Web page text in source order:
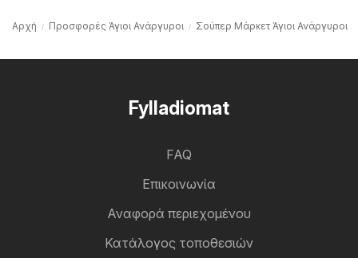
Αρχή Προσφορές Άγιοι Ανάργυροι Σούπερ Μάρκετ Άγιοι Ανάργυροι
Fylladiomat
FAQ
Επικοινωνία
Αναφορά περιεχομένου
Κατάλογος τοποθεσιών